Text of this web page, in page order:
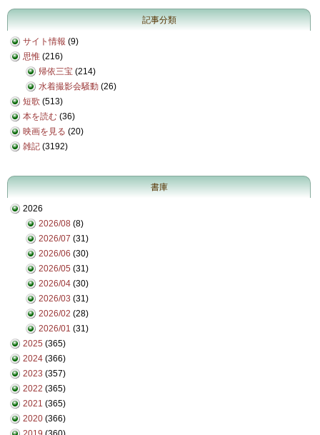
記事分類
サイト情報 (9)
思惟 (216)
帰依三宝 (214)
水着撮影会騒動 (26)
短歌 (513)
本を読む (36)
映画を見る (20)
雑記 (3192)
書庫
2026
2026/08 (8)
2026/07 (31)
2026/06 (30)
2026/05 (31)
2026/04 (30)
2026/03 (31)
2026/02 (28)
2026/01 (31)
2025 (365)
2024 (366)
2023 (357)
2022 (365)
2021 (365)
2020 (366)